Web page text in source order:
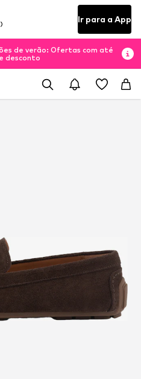
Ir para a App
de verão: Ofertas com até
desconto